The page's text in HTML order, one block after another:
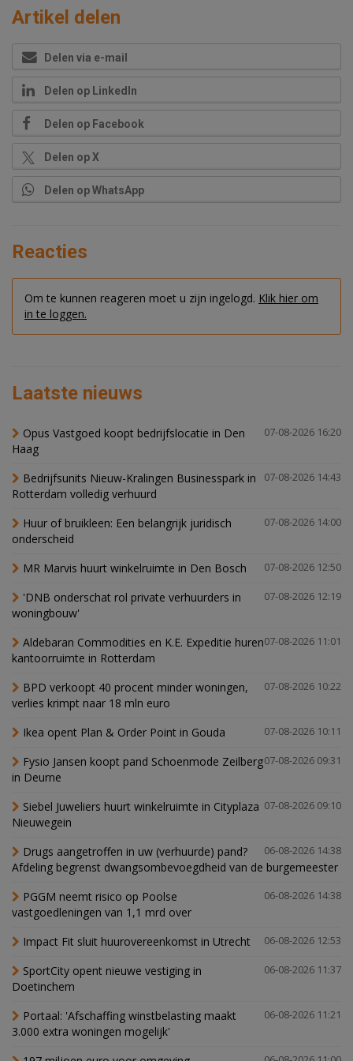
Artikel delen
Delen via e-mail
Delen op LinkedIn
Delen op Facebook
Delen op X
Delen op WhatsApp
Reacties
Om te kunnen reageren moet u zijn ingelogd. Klik hier om
in te loggen.
Laatste nieuws
07-08-2026 16:20
Opus Vastgoed koopt bedrijfslocatie in Den
Haag
07-08-2026 14:43
Bedrijfsunits Nieuw-Kralingen Businesspark in
Rotterdam volledig verhuurd
07-08-2026 14:00
Huur of bruikleen: Een belangrijk juridisch
onderscheid
07-08-2026 12:50
MR Marvis huurt winkelruimte in Den Bosch
07-08-2026 12:19
'DNB onderschat rol private verhuurders in
woningbouw'
07-08-2026 11:01
Aldebaran Commodities en K.E. Expeditie huren
kantoorruimte in Rotterdam
07-08-2026 10:22
BPD verkoopt 40 procent minder woningen,
verlies krimpt naar 18 mln euro
07-08-2026 10:11
Ikea opent Plan & Order Point in Gouda
07-08-2026 09:31
Fysio Jansen koopt pand Schoenmode Zeilberg
in Deurne
07-08-2026 09:10
Siebel Juweliers huurt winkelruimte in Cityplaza
Nieuwegein
06-08-2026 14:38
Drugs aangetroffen in uw (verhuurde) pand?
Afdeling begrenst dwangsombevoegdheid van de burgemeester
06-08-2026 14:38
PGGM neemt risico op Poolse
vastgoedleningen van 1,1 mrd over
06-08-2026 12:53
Impact Fit sluit huurovereenkomst in Utrecht
06-08-2026 11:37
SportCity opent nieuwe vestiging in
Doetinchem
06-08-2026 11:21
Portaal: 'Afschaffing winstbelasting maakt
3.000 extra woningen mogelijk'